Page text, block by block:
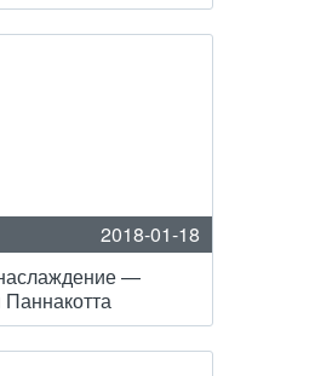
2018-01-18
—